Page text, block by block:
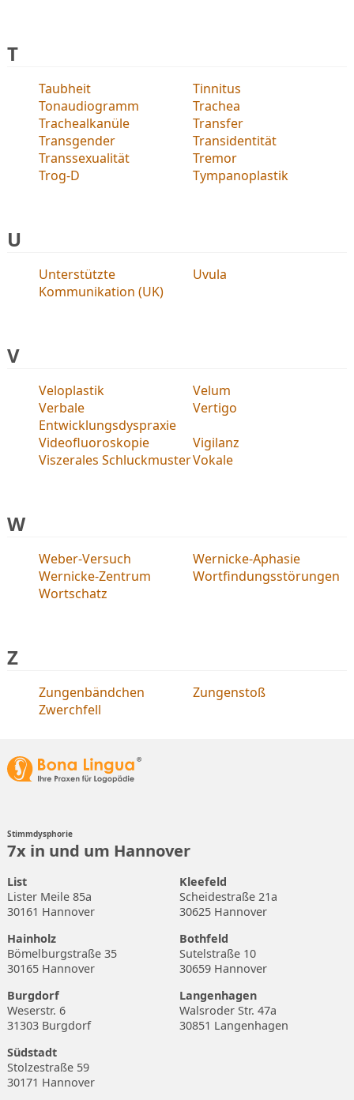
T
Taubheit
Tinnitus
Tonaudiogramm
Trachea
Trachealkanüle
Transfer
Transgender
Transidentität
Transsexualität
Tremor
Trog-D
Tympanoplastik
U
Unterstützte
Kommunikation (UK)
Uvula
V
Veloplastik
Velum
Verbale
Entwicklungsdyspraxie
Vertigo
Videofluoroskopie
Vigilanz
Viszerales SchluckmusterVokale
W
Weber-Versuch
Wernicke-Aphasie
Wernicke-Zentrum
Wortfindungsstörungen
Wortschatz
Z
Zungenbändchen
Zungenstoß
Zwerchfell
Stimmdysphorie
7x in und um Hannover
List
Lister Meile 85a
30161 Hannover
Kleefeld
Scheidestraße 21a
30625 Hannover
Hainholz
Bömelburgstraße 35
30165 Hannover
Bothfeld
Sutelstraße 10
30659 Hannover
Burgdorf
Weserstr. 6
31303 Burgdorf
Langenhagen
Walsroder Str. 47a
30851 Langenhagen
Südstadt
Stolzestraße 59
30171 Hannover